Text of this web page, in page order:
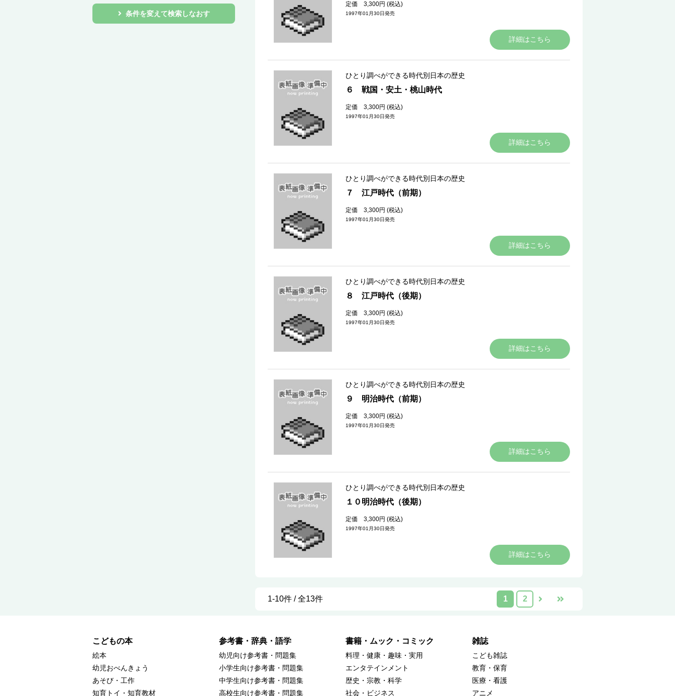
条件を変えて検索しなおす
定価 3,300円 (税込)
1997年01月30日発売
詳細はこちら
ひとり調べができる時代別日本の歴史
６ 戦国・安土・桃山時代
定価 3,300円 (税込)
1997年01月30日発売
詳細はこちら
ひとり調べができる時代別日本の歴史
７ 江戸時代（前期）
定価 3,300円 (税込)
1997年01月30日発売
詳細はこちら
ひとり調べができる時代別日本の歴史
８ 江戸時代（後期）
定価 3,300円 (税込)
1997年01月30日発売
詳細はこちら
ひとり調べができる時代別日本の歴史
９ 明治時代（前期）
定価 3,300円 (税込)
1997年01月30日発売
詳細はこちら
ひとり調べができる時代別日本の歴史
１０明治時代（後期）
定価 3,300円 (税込)
1997年01月30日発売
詳細はこちら
1-10件 / 全13件 1 2
こどもの本
絵本
幼児おべんきょう
あそび・工作
知育トイ・知育教材
参考書・辞典・語学
幼児向け参考書・問題集
小学生向け参考書・問題集
中学生向け参考書・問題集
高校生向け参考書・問題集
書籍・ムック・コミック
料理・健康・趣味・実用
エンタテインメント
歴史・宗教・科学
社会・ビジネス
雑誌
こども雑誌
教育・保育
医療・看護
アニメ